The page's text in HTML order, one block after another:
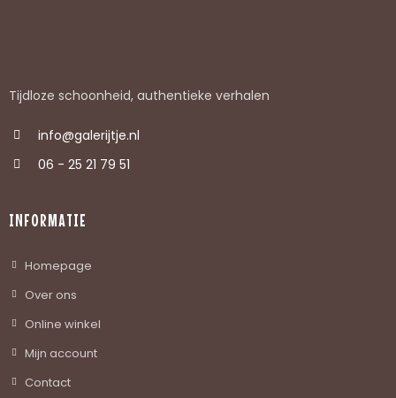
Tijdloze schoonheid, authentieke verhalen
info@galerijtje.nl
06 - 25 21 79 51
INFORMATIE
Homepage
Over ons
Online winkel
Mijn account
Contact